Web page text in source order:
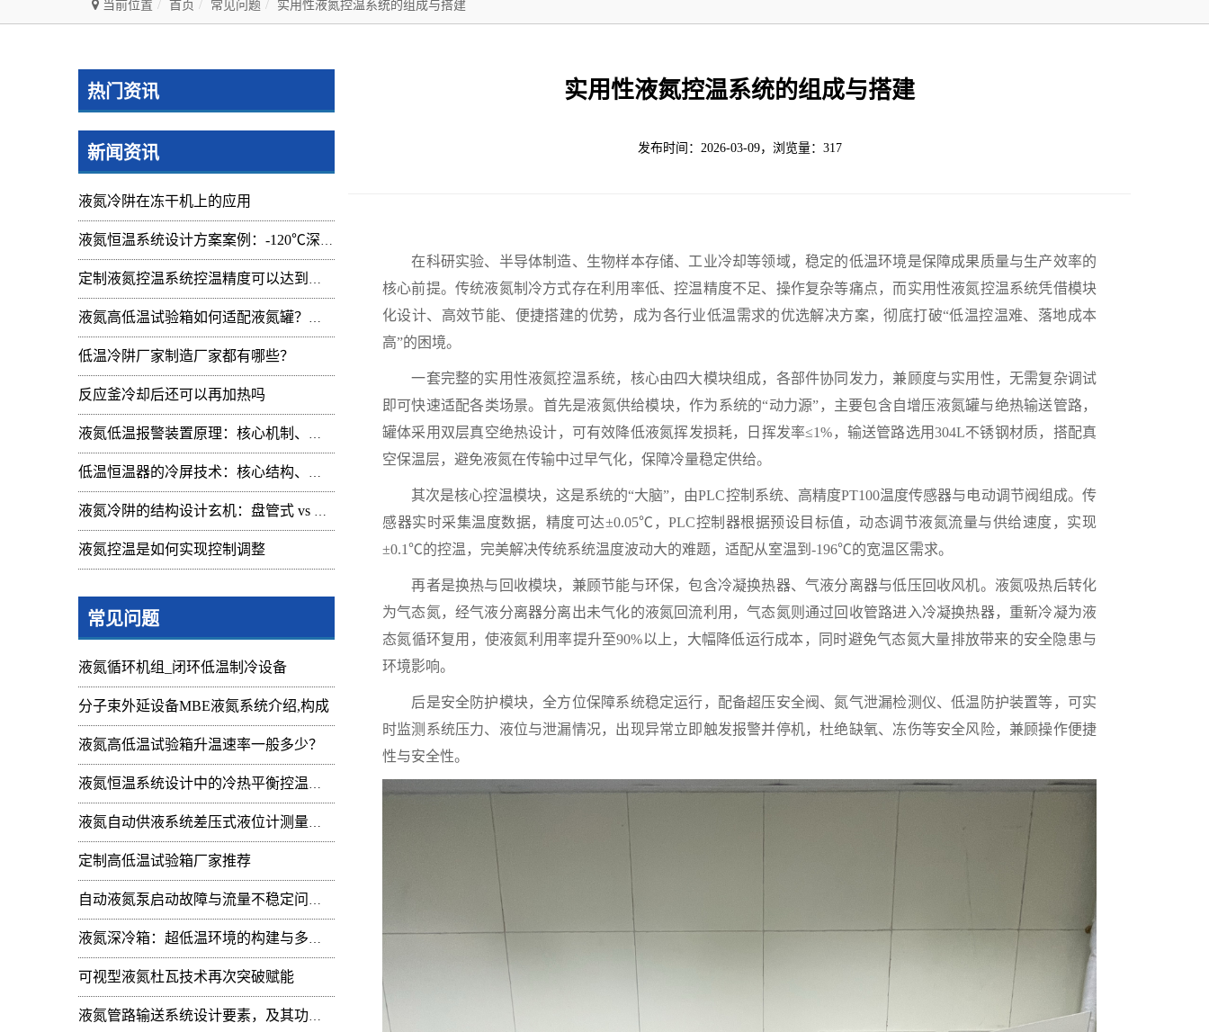
当前位置 首页 常见问题 实用性液氮控温系统的组成与搭建
热门资讯
新闻资讯
液氮冷阱在冻干机上的应用
液氮恒温系统设计方案案例：-120℃深冷控温装置实操记录
定制液氮控温系统控温精度可以达到的范围及应用
液氮高低温试验箱如何适配液氮罐？核心要点与实操指南
低温冷阱厂家制造厂家都有哪些？
反应釜冷却后还可以再加热吗
液氮低温报警装置原理：核心机制、组成与应用解析
低温恒温器的冷屏技术：核心结构、功能与设计解析
液氮冷阱的结构设计玄机：盘管式 vs 腔体式，哪种捕集效率更高
液氮控温是如何实现控制调整
常见问题
液氮循环机组_闭环低温制冷设备
分子束外延设备MBE液氮系统介绍,构成
液氮高低温试验箱升温速率一般多少？
液氮恒温系统设计中的冷热平衡控温难点
液氮自动供液系统差压式液位计测量值周期性
定制高低温试验箱厂家推荐
自动液氮泵启动故障与流量不稳定问题：技术排查
液氮深冷箱：超低温环境的构建与多领域技术赋能
可视型液氮杜瓦技术再次突破赋能
液氮管路输送系统设计要素，及其功能开发
实用性液氮控温系统的组成与搭建
发布时间：2026-03-09，浏览量：317
在科研实验、半导体制造、生物样本存储、工业冷却等领域，稳定的低温环境是保障成果质量与生产效率的
核心前提。传统液氮制冷方式存在利用率低、控温精度不足、操作复杂等痛点，而实用性液氮控温系统凭借模块
化设计、高效节能、便捷搭建的优势，成为各行业低温需求的优选解决方案，彻底打破“低温控温难、落地成本
高”的困境。
一套完整的实用性液氮控温系统，核心由四大模块组成，各部件协同发力，兼顾度与实用性，无需复杂调试
即可快速适配各类场景。首先是液氮供给模块，作为系统的“动力源”，主要包含自增压液氮罐与绝热输送管路，
罐体采用双层真空绝热设计，可有效降低液氮挥发损耗，日挥发率≤1%，输送管路选用304L不锈钢材质，搭配真
空保温层，避免液氮在传输中过早气化，保障冷量稳定供给。
其次是核心控温模块，这是系统的“大脑”，由PLC控制系统、高精度PT100温度传感器与电动调节阀组成。传
感器实时采集温度数据，精度可达±0.05℃，PLC控制器根据预设目标值，动态调节液氮流量与供给速度，实现
±0.1℃的控温，完美解决传统系统温度波动大的难题，适配从室温到-196℃的宽温区需求。
再者是换热与回收模块，兼顾节能与环保，包含冷凝换热器、气液分离器与低压回收风机。液氮吸热后转化
为气态氮，经气液分离器分离出未气化的液氮回流利用，气态氮则通过回收管路进入冷凝换热器，重新冷凝为液
态氮循环复用，使液氮利用率提升至90%以上，大幅降低运行成本，同时避免气态氮大量排放带来的安全隐患与
环境影响。
后是安全防护模块，全方位保障系统稳定运行，配备超压安全阀、氮气泄漏检测仪、低温防护装置等，可实
时监测系统压力、液位与泄漏情况，出现异常立即触发报警并停机，杜绝缺氧、冻伤等安全风险，兼顾操作便捷
性与安全性。